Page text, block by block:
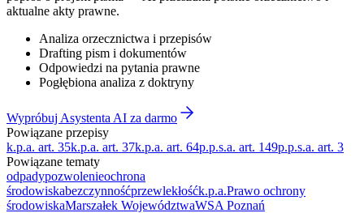
aktualne akty prawne.
Analiza orzecznictwa i przepisów
Drafting pism i dokumentów
Odpowiedzi na pytania prawne
Pogłębiona analiza z doktryny
Wypróbuj Asystenta AI za darmo
Powiązane przepisy
k.p.a. art. 35k.p.a. art. 37k.p.a. art. 64p.p.s.a. art. 149p.p.s.a. art. 3
Powiązane tematy
odpadypozwolenieochrona
środowiskabezczynnośćprzewlekłośćk.p.a.Prawo ochrony
środowiskaMarszałek WojewództwaWSA Poznań